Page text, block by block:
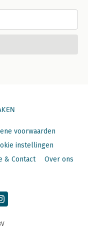
voorwaarden
instellingen
& Contact Over ons